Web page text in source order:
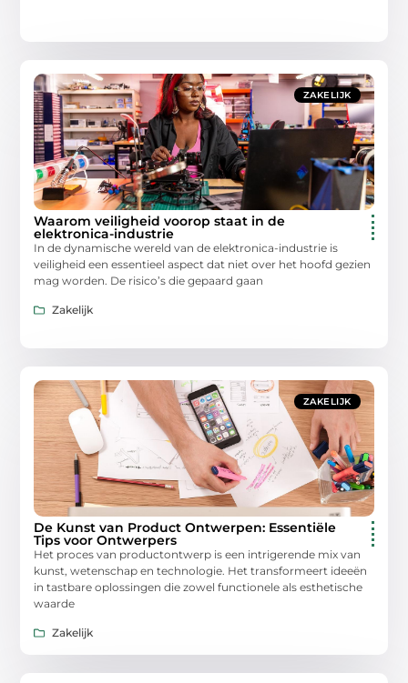
ZAKELIJK
Waarom veiligheid voorop staat in de
elektronica-industrie
In de dynamische wereld van de elektronica-industrie is
veiligheid een essentieel aspect dat niet over het hoofd gezien
mag worden. De risico’s die gepaard gaan
Zakelijk
ZAKELIJK
De Kunst van Product Ontwerpen: Essentiële
Tips voor Ontwerpers
Het proces van productontwerp is een intrigerende mix van
kunst, wetenschap en technologie. Het transformeert ideeën
in tastbare oplossingen die zowel functionele als esthetische
waarde
Zakelijk